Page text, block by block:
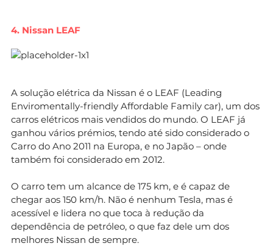
4. Nissan LEAF
A solução elétrica da Nissan é o LEAF (Leading
Enviromentally-friendly Affordable Family car), um dos
carros elétricos mais vendidos do mundo. O LEAF já
ganhou vários prémios, tendo até sido considerado o
Carro do Ano 2011 na Europa, e no Japão – onde
também foi considerado em 2012.
O carro tem um alcance de 175 km, e é capaz de
chegar aos 150 km/h. Não é nenhum Tesla, mas é
acessível e lidera no que toca à redução da
dependência de petróleo, o que faz dele um dos
melhores Nissan de sempre.